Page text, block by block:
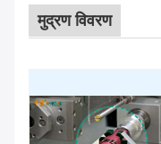
मुद्रण विवरण